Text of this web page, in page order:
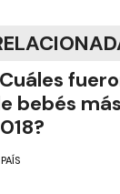
bebés
PAÍS